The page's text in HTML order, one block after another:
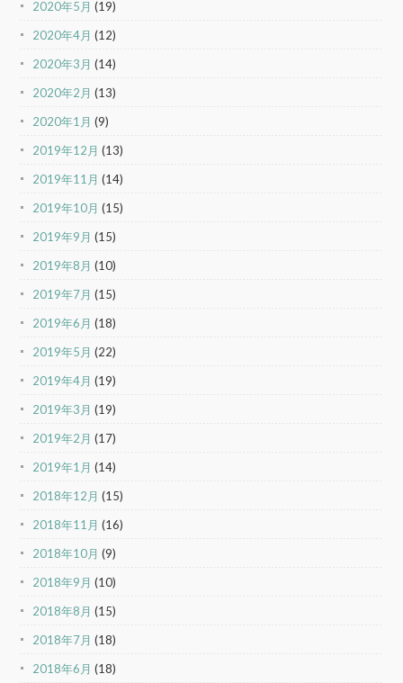
2020年5月 (19)
2020年4月 (12)
2020年3月 (14)
2020年2月 (13)
2020年1月 (9)
2019年12月 (13)
2019年11月 (14)
2019年10月 (15)
2019年9月 (15)
2019年8月 (10)
2019年7月 (15)
2019年6月 (18)
2019年5月 (22)
2019年4月 (19)
2019年3月 (19)
2019年2月 (17)
2019年1月 (14)
2018年12月 (15)
2018年11月 (16)
2018年10月 (9)
2018年9月 (10)
2018年8月 (15)
2018年7月 (18)
2018年6月 (18)